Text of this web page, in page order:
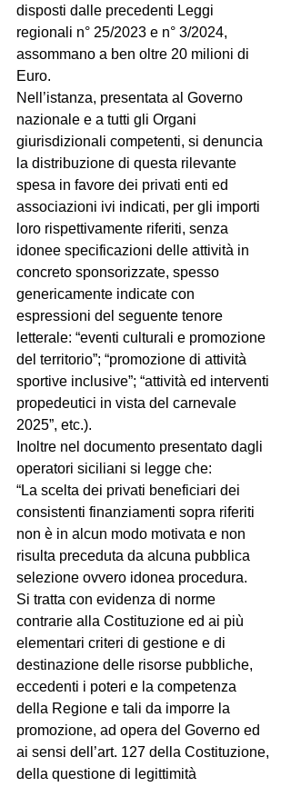
disposti dalle precedenti Leggi
regionali n° 25/2023 e n° 3/2024,
assommano a ben oltre 20 milioni di
Euro.
Nell’istanza, presentata al Governo
nazionale e a tutti gli Organi
giurisdizionali competenti, si denuncia
la distribuzione di questa rilevante
spesa in favore dei privati enti ed
associazioni ivi indicati, per gli importi
loro rispettivamente riferiti, senza
idonee specificazioni delle attività in
concreto sponsorizzate, spesso
genericamente indicate con
espressioni del seguente tenore
letterale: “eventi culturali e promozione
del territorio”; “promozione di attività
sportive inclusive”; “attività ed interventi
propedeutici in vista del carnevale
2025”, etc.).
Inoltre nel documento presentato dagli
operatori siciliani si legge che:
“La scelta dei privati beneficiari dei
consistenti finanziamenti sopra riferiti
non è in alcun modo motivata e non
risulta preceduta da alcuna pubblica
selezione ovvero idonea procedura.
Si tratta con evidenza di norme
contrarie alla Costituzione ed ai più
elementari criteri di gestione e di
destinazione delle risorse pubbliche,
eccedenti i poteri e la competenza
della Regione e tali da imporre la
promozione, ad opera del Governo ed
ai sensi dell’art. 127 della Costituzione,
della questione di legittimità